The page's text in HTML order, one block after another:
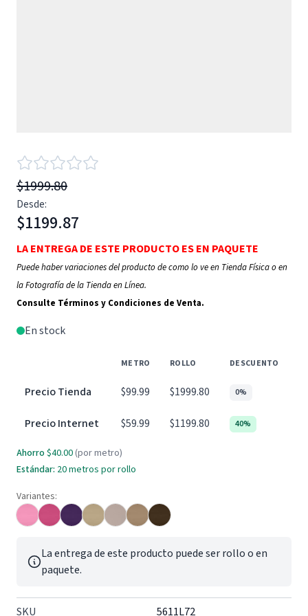
$1999.80
Desde:
$1199.87
LA ENTREGA DE ESTE PRODUCTO ES EN PAQUETE
Puede haber variaciones del producto de como lo ve en Tienda Física o en
la Fotografía de la Tienda en Línea.
Consulte Términos y Condiciones de Venta.
En stock
METRO ROLLO DESCUENTO
Precio Tienda $99.99 $1999.80 0%
Precio Internet $59.99 $1199.80 40%
Ahorro $40.00 (por metro)
Estándar: 20metros por rollo
Variantes:
La entrega de este producto puede ser rollo o en
paquete.
SKU 5611L72